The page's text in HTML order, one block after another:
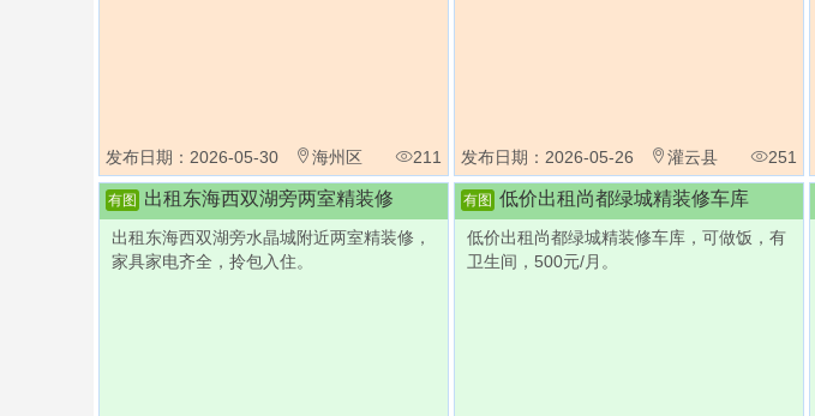
发布日期：2026-05-30 海州区 211 发布日期：2026-05-26 灌云县 251
有图 出租东海西双湖旁两室精装修
出租东海西双湖旁水晶城附近两室精装修，
家具家电齐全，拎包入住。
有图 低价出租尚都绿城精装修车库
低价出租尚都绿城精装修车库，可做饭，有
卫生间，500元/月。